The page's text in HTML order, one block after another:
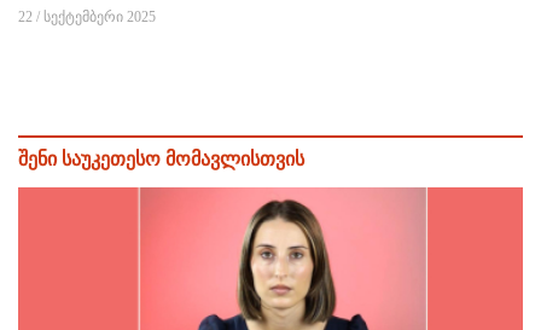
22 / სექტემბერი 2025
შენი საუკეთესო მომავლისთვის